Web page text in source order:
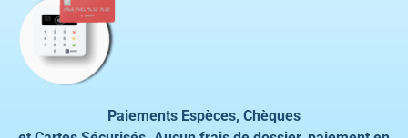
Paiements Espèces, Chèques